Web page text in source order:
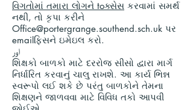
વિગતોમાં તમારા લોગને toક્સેસ કરવામાં સમર્થ
નથી, તો કૃપા કરીને
Office@portergrange.southend.sch.uk પર
emailફિસને ઇમેઇલ કરો.
اور
શિક્ષકો બાળકો માટે દરરોજ સીસો દ્વારા માર્ગ
નિર્ધારિત કરવાનું ચાલુ રાખશે. આ કાર્ય ભિન્ન
સ્વરૂપો લઈ શકે છે પરંતુ બાળકોને તેમના
શિક્ષણને જાળવવા માટે વિવિધ તકો આપવી